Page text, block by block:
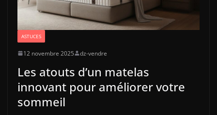
ASTUCES
12 novembre 2025 dz-vendre
Les atouts d’un matelas
innovant pour améliorer votre
sommeil